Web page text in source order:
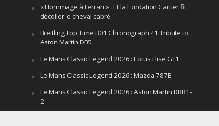
« Hommage à Ferrari » : Et la Fondation Cartier fit
décoller le cheval cabré
Breitling Top Time B01 Chronograph 41 Tribute to
Aston Martin DB5
Le Mans Classic Legend 2026 : Lotus Elise GT1
Le Mans Classic Legend 2026 : Mazda 787B
Le Mans Classic Legend 2026 : Aston Martin DBR1-
2